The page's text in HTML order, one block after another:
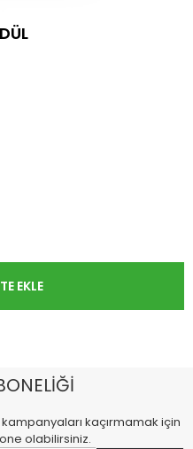
kaçırmamak için
olabilirsiniz.